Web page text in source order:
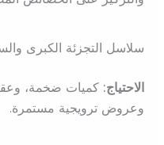
سلاسل التجزئة الكبرى
الاحتياج:كميات ضخمة،
وعروض ترويجية مستمرة.